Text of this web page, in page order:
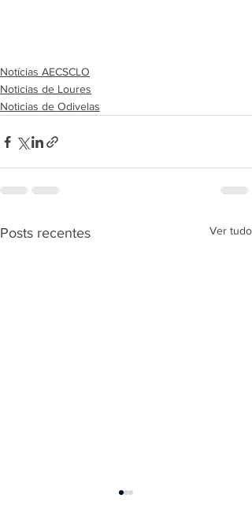
Notícias AECSCLO
Noticias de Loures
Noticias de Odivelas
Posts recentes Ver tudo